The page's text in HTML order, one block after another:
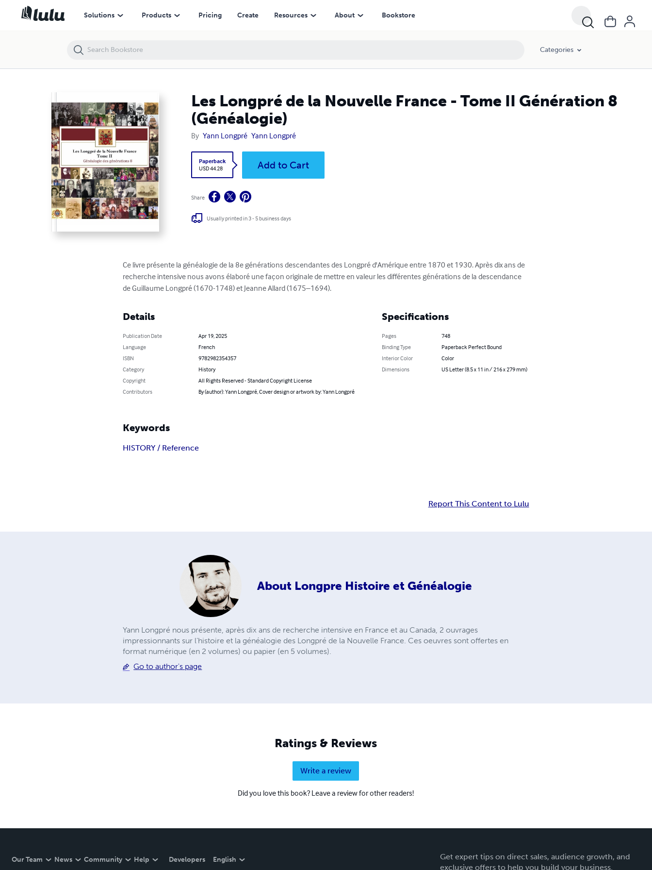
Solutions Products Pricing Create Resources About Bookstore
Categories
Les Longpré de la Nouvelle France - Tome II Génération 8
(Généalogie)
By Yann Longpré Yann Longpré
Paperback
USD 44.28
Add to Cart
Share
Usually printed in 3 - 5 business days
Ce livre présente la généalogie de la 8e générations descendantes des Longpré d'Amérique entre 1870 et 1930. Après dix ans de
recherche intensive nous avons élaboré une façon originale de mettre en valeur les différentes générations de la descendance
de Guillaume Longpré (1670-1748) et Jeanne Allard (1675–1694).
Details
Publication Date
Apr 19, 2025
Language
French
ISBN
9782982354357
Category
History
Copyright
All Rights Reserved - Standard Copyright License
Contributors
By (author): Yann Longpré, Cover design or artwork by: Yann Longpré
Specifications
Pages
748
Binding Type
Paperback Perfect Bound
Interior Color
Color
Dimensions
US Letter (8.5 x 11 in / 216 x 279 mm)
Keywords
HISTORY / Reference
Report This Content to Lulu
About Longpre Histoire et Généalogie
Yann Longpré nous présente, après dix ans de recherche intensive en France et au Canada, 2 ouvrages
impressionnants sur l’histoire et la généalogie des Longpré de la Nouvelle France. Ces oeuvres sont offertes en
format numérique (en 2 volumes) ou papier (en 5 volumes).
Go to author's page
Ratings & Reviews
Write a review
Did you love this book? Leave a review for other readers!
Our Team News Community Help Developers English
Get expert tips on direct sales, audience growth, and
exclusive offers to help you build your business.
Les Longpré de la Nouvelle France - Tome II Génération 8 (Généalogie)